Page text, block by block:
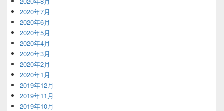
2020年7月
2020年6月
2020年5月
2020年4月
2020年3月
2020年2月
2020年1月
2019年12月
2019年11月
2019年10月